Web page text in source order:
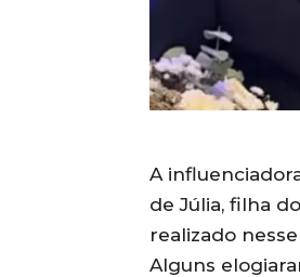
A
de Júlia, filha
realizado
Alguns